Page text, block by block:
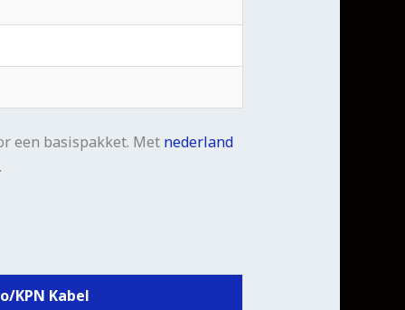
een basispakket. Met nederland
KPN Kabel